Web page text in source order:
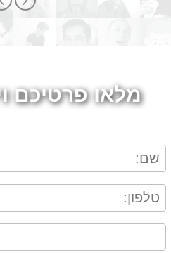
מלאו פרטיכם